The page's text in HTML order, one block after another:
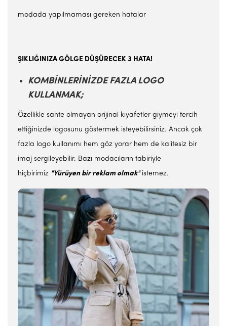
modada yapılmaması gereken hatalar
ŞIKLIĞINIZA GÖLGE DÜŞÜRECEK 3 HATA!
KOMBİNLERİNİZDE FAZLA LOGO
KULLANMAK;
Özellikle sahte olmayan orijinal kıyafetler giymeyi tercih
ettiğinizde logosunu göstermek isteyebilirsiniz. Ancak çok
fazla logo kullanımı hem göz yorar hem de kalitesiz bir
imaj sergileyebilir. Bazı modacıların tabiriyle
hiçbirimiz "Yürüyen bir reklam olmak"istemez.